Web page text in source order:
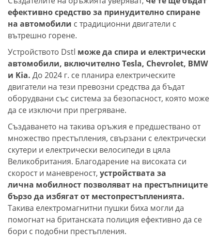
ефективно средство за принудително спиране
на автомобили с традиционни двигатели с
вътрешно горене.
Устройството Dstl може да спира и електрически
автомобили, включително Tesla, Chevrolet, BMW
и Kia. До 2024 г. се планира електрическите
двигатели на тези превозни средства да бъдат
оборудвани със система за безопасност, която може
да се изключи при прегряване.
Създаването на такива оръжия е предшествано от
множество престъпления, свързани с електрически
скутери и електрически велосипеди в цяла
Великобритания. Благодарение на високата си
скорост и маневреност, устройствата за
лична мобилност позволяват на престъпниците
бързо да избягат от местопрестъпленията.
Такива електромагнитни пушки биха могли да
помогнат на британската полиция ефективно да се
бори с подобни престъпления.